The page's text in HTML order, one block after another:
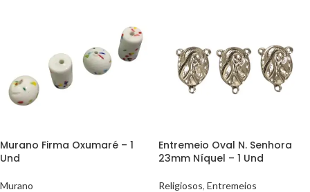
Murano Firma Oxumaré – 1
Und
Murano
Entremeio Oval N. Senhora
23mm Níquel – 1 Und
Religiosos, Entremeios